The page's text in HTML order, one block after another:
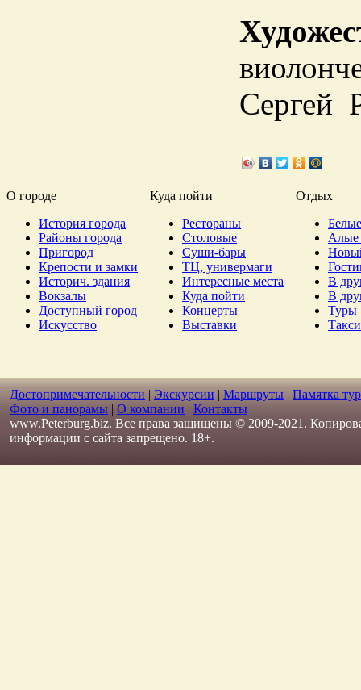
Сергей
О городе Куда пойти
Отдых
История города
Районы города
Пригород
Крепости и замки
Историч. здания
Вокзалы
Доступный город
Искусство
Рестораны
Столовые
Суши-бары
ТЦ, универмаги
Интересные места
Куда пойти
Концерты
Выставки
Алые
В
В
Туры
Такси
Достопримечательности | Экскурсии | Маршруты | Памятка
Фото и панорамы | О компании | Контакты
www.Peterburg.biz. Все права защищены © 2009-2021.
информации с сайта запрещено. 18+.